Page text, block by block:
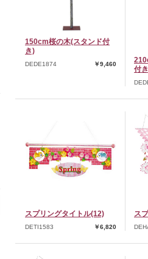
150cm桜の木(スタンド付
き)
DEDE1874 ￥9,460
付
スプリングタイトル(12)
DETI1583 ￥6,820
ス